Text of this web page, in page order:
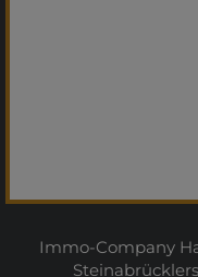
Immo-Company